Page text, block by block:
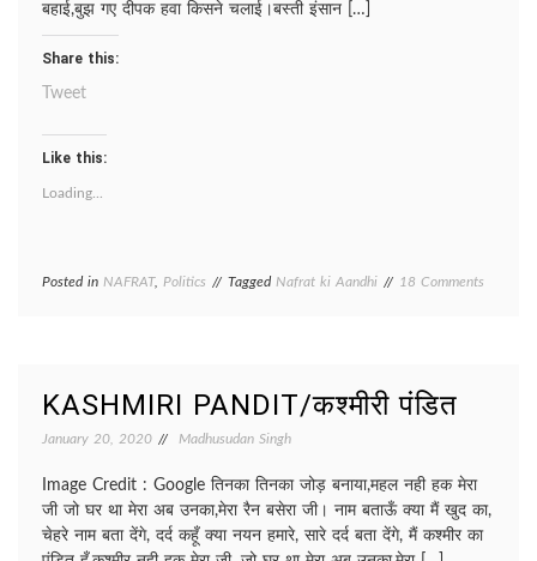
बहाई,बुझ गए दीपक हवा किसने चलाई।बस्ती इंसान […]
Share this:
Tweet
Like this:
Loading...
Posted in NAFRAT, Politics Tagged Nafrat ki Aandhi 18 Comments
KASHMIRI PANDIT/कश्मीरी पंडित
January 20, 2020 Madhusudan Singh
Image Credit : Google तिनका तिनका जोड़ बनाया,महल नही हक मेरा
जी जो घर था मेरा अब उनका,मेरा रैन बसेरा जी। नाम बताऊँ क्या मैं खुद का,
चेहरे नाम बता देंगे, दर्द कहूँ क्या नयन हमारे, सारे दर्द बता देंगे, मैं कश्मीर का